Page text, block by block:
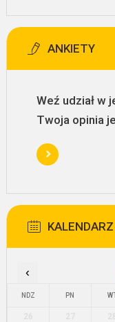
ANKIETY
Weź udział w
Twoja opinia
KALENDARZ
‹
NDZ PN